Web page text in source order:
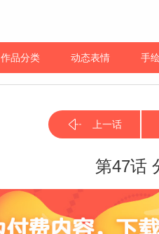
作品分类 动态表情 手
上一话
第47话